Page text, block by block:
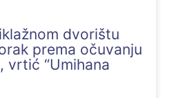
dvorištu
prema očuvanju
vrtić “Umihana